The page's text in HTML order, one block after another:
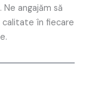
angajăm să
în fiecare